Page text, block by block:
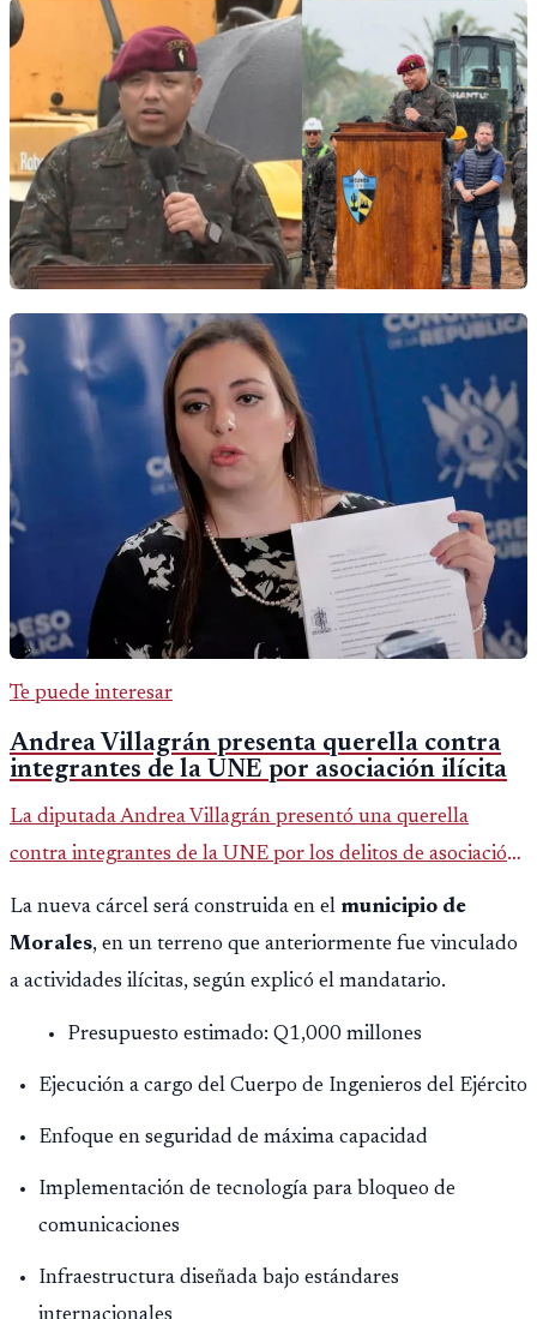
Te puede interesar
Andrea Villagrán presenta querella contra
integrantes de la UNE por asociación ilícita
La diputada Andrea Villagrán presentó una querella
contra integrantes de la UNE por los delitos de asociación
ilícita, terrorismo y sedición.
La nueva cárcel será construida en el municipio de
Morales, en un terreno que anteriormente fue vinculado
a actividades ilícitas, según explicó el mandatario.
Presupuesto estimado: Q1,000 millones
Ejecución a cargo del Cuerpo de Ingenieros del Ejército
Enfoque en seguridad de máxima capacidad
Implementación de tecnología para bloqueo de
comunicaciones
Infraestructura diseñada bajo estándares